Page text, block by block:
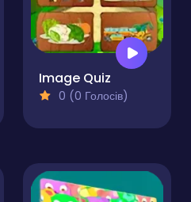
Image Quiz
0 (0 Голосів)